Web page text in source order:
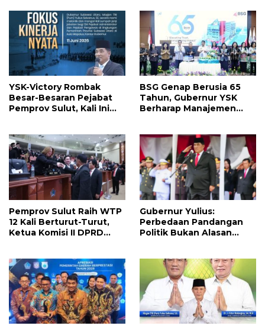
YSK-Victory Rombak
Besar-Besaran Pejabat
Pemprov Sulut, Kali Ini
BSG Genap Berusia 65
Tahun, Gubernur YSK
Berharap Manajemen
Pemprov Sulut Raih WTP
12 Kali Berturut-Turut,
Ketua Komisi II DPRD
Prestasi Yang
Membanggakan
Gubernur Yulius:
Perbedaan Pandangan
Politik Bukan Alasan